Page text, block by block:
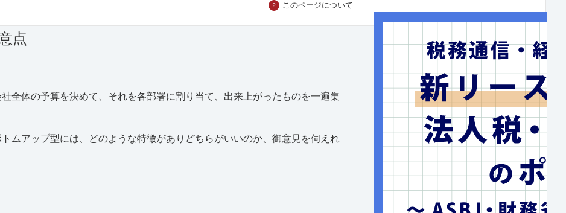
？ このページについて
点
全体の予算を決めて、それを各部署に割り当て、出来上がったものを一遍集
ムアップ型には、どのような特徴がありどちらがいいのか、御意見を伺えれ